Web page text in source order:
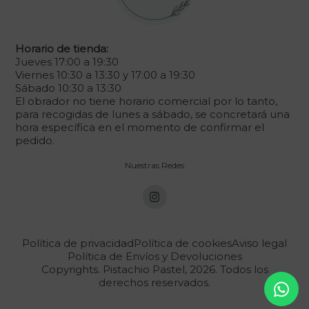
Horario de tienda:
Jueves 17:00 a 19:30
Viernes 10:30 a 13:30 y 17:00 a 19:30
Sábado 10:30 a 13:30
El obrador no tiene horario comercial por lo tanto,
para recogidas de lunes a sábado, se concretará una
hora específica en el momento de confirmar el
pedido.
Nuestras Redes
Copyrights. Pistachio Pastel, 2026. Todos los
derechos reservados.
Política de privacidadPolítica de cookiesAviso legal
Política de Envíos y Devoluciones